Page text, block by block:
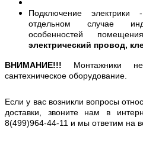
Подключение
отдельном случае
особенностей
электрический провод,
ВНИМАНИЕ!!! Монтажники
сантехническое оборудование.
Если у вас возникли вопросы
доставки, звоните нам в
8(499)964-44-11 и мы ответим на